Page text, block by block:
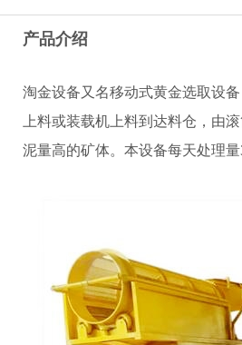
产品介绍
淘金设备又名移动式黄金选取设
上料或装载机上料到达料仓，由
泥量高的矿体。本设备每天处理量